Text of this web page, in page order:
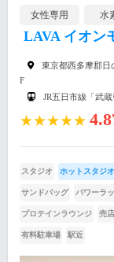
女性専用 水
LAVA イオン
東京都西多摩郡
F
JR五日市線「武
★★★★★
スタジオ ホットスタジオ
サンドバッグ パワーラ
プロテインラウンジ 売店
有料駐車場 駅近